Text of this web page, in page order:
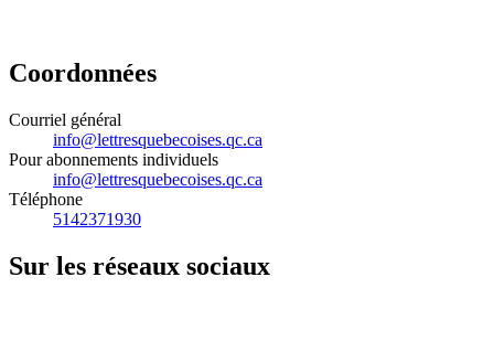
Coordonnées
Courriel général
info@lettresquebecoises.qc.ca
Pour abonnements individuels
info@lettresquebecoises.qc.ca
Téléphone
5142371930
Sur les réseaux sociaux